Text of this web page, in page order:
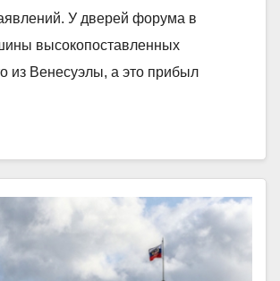
У дверей форума в
высокопоставленных
из Венесуэлы, а это прибыл